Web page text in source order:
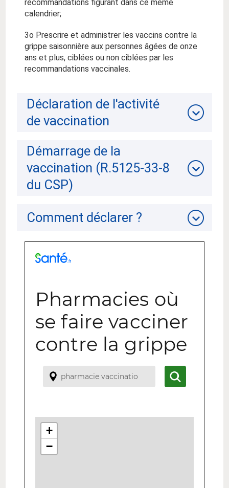
recommandations figurant dans ce même
calendrier;
3o Prescrire et administrer les vaccins contre la
grippe saisonnière aux personnes âgées de onze
ans et plus, ciblées ou non ciblées par les
recommandations vaccinales.
Déclaration de l'activité
de vaccination
Démarrage de la
vaccination (R.5125-33-8
du CSP)
Comment déclarer ?